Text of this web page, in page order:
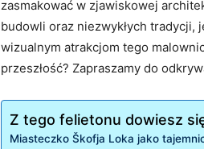
zasmakować w zjawiskowej
budowli ​oraz niezwykłych tradycji,
wizualnym atrakcjom tego
przeszłość? Zapraszamy do
Z tego felietonu dowiesz
Miasteczko Škofja‍ Loka jako